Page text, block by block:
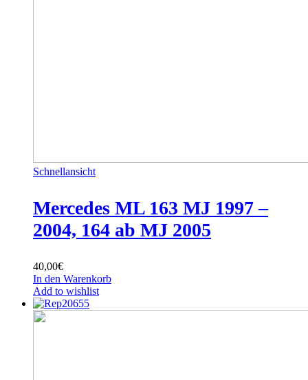
Schnellansicht
Mercedes ML 163 MJ 1997 –
2004, 164 ab MJ 2005
40,00€
In den Warenkorb
Add to wishlist